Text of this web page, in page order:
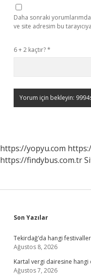
Daha sonraki
ve site adresim bu
6 + 2 kaçtır?*
https://yopyu.com
https://findybus.com.tr
Sidebar
Son Yazılar
Tekirdağ’da hangi
Ağustos 8, 2026
Kartal vergi dairesine
Ağustos 7, 2026